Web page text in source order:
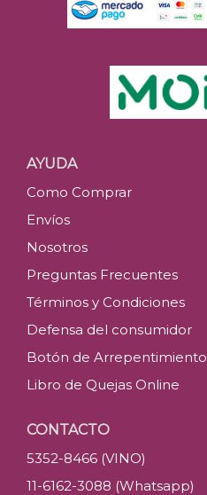
AYUDA
Como Comprar
Envíos
Nosotros
Preguntas Frecuentes
Términos y Condiciones
Defensa del consumidor
Botón de Arrepentimiento
Libro de Quejas Online
CONTACTO
5352-8466 (VINO)
11-6162-3088 (Whatsapp)